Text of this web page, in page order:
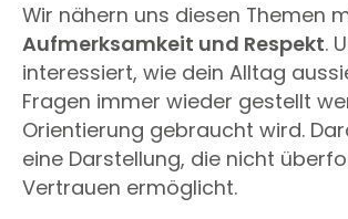
Wir nähern uns diesen Themen
Aufmerksamkeit und Respekt.
interessiert, wie dein Alltag
Fragen immer wieder gestellt
Orientierung gebraucht wird.
eine Darstellung, die nicht
Vertrauen ermöglicht.